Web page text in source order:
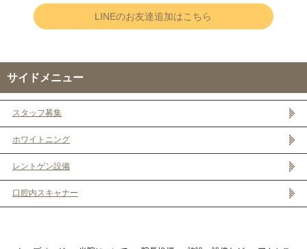
LINEのお友達追加はこちら
サイドメニュー
スタッフ募集
ホワイトニング
レントゲン設備
口腔内スキャナー